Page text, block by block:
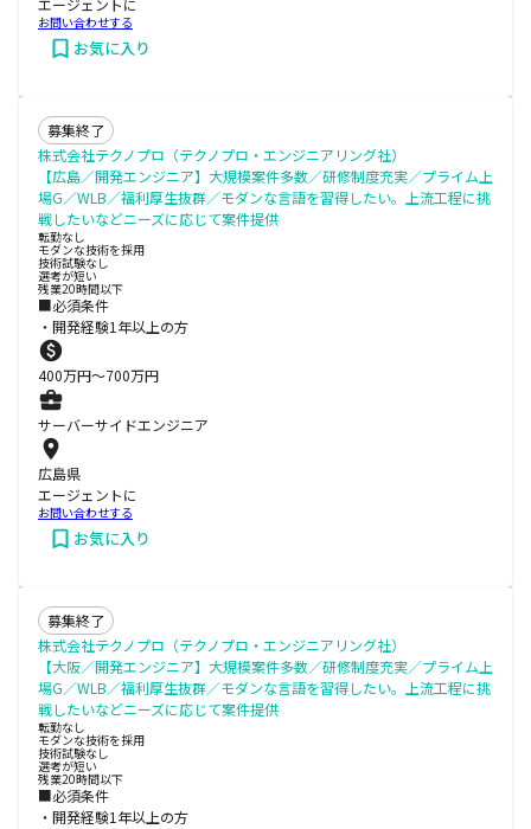
お問い合わせする
お気に入り
募集終了
株式会社テクノプロ（テクノプロ・エンジニアリング社）
【広島／開発エンジニア】大規模案件多数／研修制度充実／プライム上
場G／WLB／福利厚生抜群／モダンな言語を習得したい。上流工程に挑
戦したいなどニーズに応じて案件提供
転勤なし
モダンな技術を採用
技術試験なし
選考が短い
残業20時間以下
■必須条件
・開発経験1年以上の方
400万円〜700万円
サーバーサイドエンジニア
広島県
エージェントに
お問い合わせする
お気に入り
募集終了
株式会社テクノプロ（テクノプロ・エンジニアリング社）
【大阪／開発エンジニア】大規模案件多数／研修制度充実／プライム上
場G／WLB／福利厚生抜群／モダンな言語を習得したい。上流工程に挑
戦したいなどニーズに応じて案件提供
転勤なし
モダンな技術を採用
技術試験なし
選考が短い
残業20時間以下
■必須条件
・開発経験1年以上の方